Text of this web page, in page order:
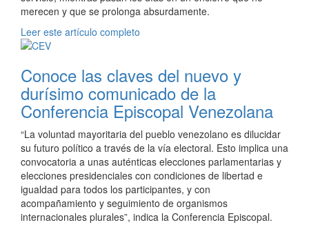
merecen y que se prolonga absurdamente.
Leer este artículo completo
Conoce las claves del nuevo y
durísimo comunicado de la
Conferencia Episcopal Venezolana
“La voluntad mayoritaria del pueblo venezolano es dilucidar
su futuro político a través de la vía electoral. Esto implica una
convocatoria a unas auténticas elecciones parlamentarias y
elecciones presidenciales con condiciones de libertad e
igualdad para todos los participantes, y con
acompañamiento y seguimiento de organismos
internacionales plurales”, indica la Conferencia Episcopal.